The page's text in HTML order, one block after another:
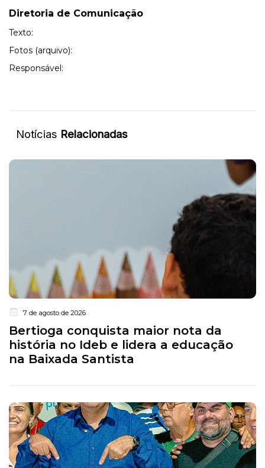
Diretoria de Comunicação
Texto:
Fotos (arquivo):
Responsável:
Notícias Relacionadas
7 de agosto de 2026
Bertioga conquista maior nota da
história no Ideb e lidera a educação
na Baixada Santista